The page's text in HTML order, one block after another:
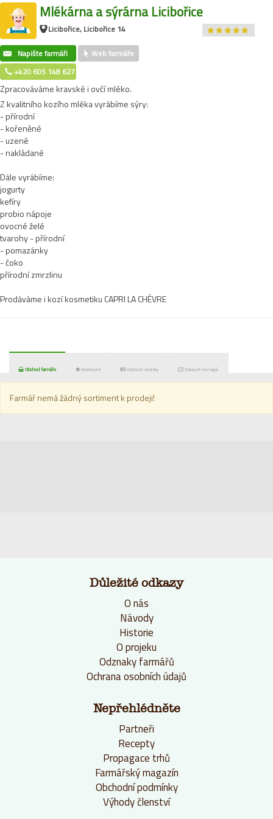
Mlékárna a sýrárna Licibořice
Licibořice, Licibořice 14
Napište farmáři
Web farmáře
+420 605 148 627
Zpracováváme kravské i ovčí mléko.
Z kvalitního kozího mléka vyrábíme sýry:
- přírodní
- kořeněné
- uzené
- nakládané
Dále vyrábíme:
jogurty
kefíry
probio nápoje
ovocné želé
tvarohy - přírodní
- pomazánky
- čoko
přírodní zmrzlinu
Prodáváme i kozí kosmetiku CAPRI LA CHÉVRE
Obchod farmáře Hodnocení Zobrazit novinky Zobrazit na mapě
Farmář nemá žádný sortiment k prodeji!
Důležité odkazy
O nás
Návody
Historie
O projeku
Odznaky farmářů
Ochrana osobních údajů
Nepřehlédněte
Partneři
Recepty
Propagace trhů
Farmářský magazín
Obchodní podmínky
Výhody členství